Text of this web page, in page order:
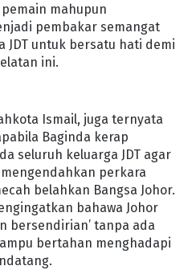
mahupun
pembakar semangat
JDT untuk bersatu hati demi
ini.
Ismail, juga ternyata
Baginda kerap
seluruh keluarga JDT agar
perkara
belahkan Bangsa Johor.
bahawa Johor
bersendirian’ tanpa ada
bertahan menghadapi